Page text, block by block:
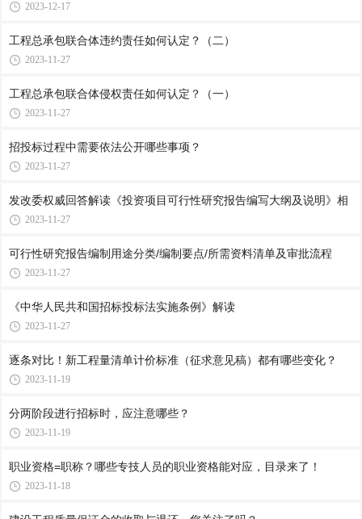
2023-12-17
工程总承包联合体违约责任如何认定？（二）
2023-11-27
工程总承包联合体侵权责任如何认定？（一）
2023-11-27
招投标过程中需要依法公开哪些事项？
2023-11-27
发改委权威回答解读《投资项目可行性研究报告编写大纲及说明》相
2023-11-27
可行性研究报告编制用途分类/编制要点/所需资料清单及审批流程
2023-11-27
《中华人民共和国招标投标法实施条例》解读
2023-11-27
逐条对比！新工程量清单计价标准（征求意见稿）都有哪些变化？
2023-11-19
分两阶段进行招标时，应注意哪些？
2023-11-19
职业资格=职称？哪些专技人员的职业资格能对应，目录来了！
2023-11-18